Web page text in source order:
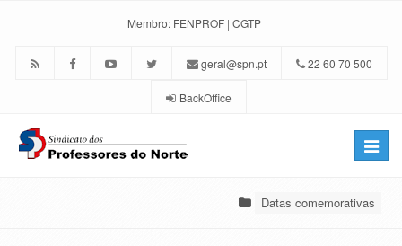
Membro: FENPROF | CGTP
geral@spn.pt 22 60 70 500
BackOffice
Toggle
Datas comemorativas